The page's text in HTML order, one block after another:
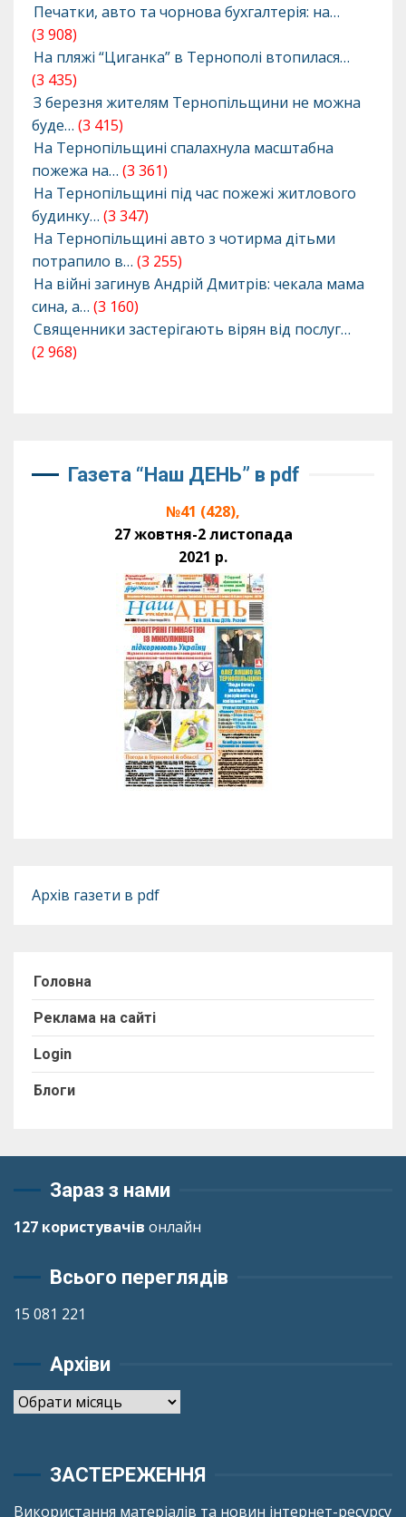
Печатки, авто та чорнова бухгалтерія: на…
(3 908)
На пляжі “Циганка” в Тернополі втопилася…
(3 435)
З березня жителям Тернопільщини не можна
буде… (3 415)
На Тернопільщині спалахнула масштабна
пожежа на… (3 361)
На Тернопільщині під час пожежі житлового
будинку… (3 347)
На Тернопільщині авто з чотирма дітьми
потрапило в… (3 255)
На війні загинув Андрій Дмитрів: чекала мама
сина, а… (3 160)
Священники застерігають вірян від послуг…
(2 968)
Газета “Наш ДЕНЬ” в pdf
№41 (428),
27 жовтня-2 листопада
2021 р.
Архів газети в pdf
Головна
Реклама на сайті
Login
Блоги
Зараз з нами
127 користувачів онлайн
Всього переглядів
15 081 221
Архіви
Архіви
ЗАСТЕРЕЖЕННЯ
Використання матеріалів та новин інтернет-ресурсу